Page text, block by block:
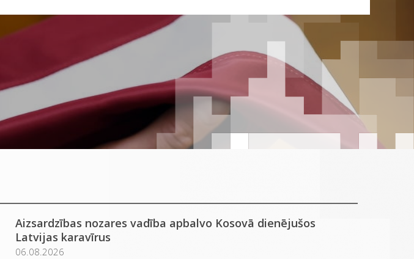
Aizsardzības nozares vadība apbalvo Kosovā dienējušos
Latvijas karavīrus
06.08.2026